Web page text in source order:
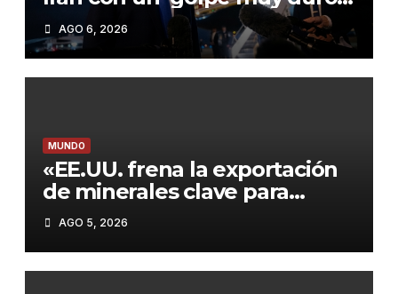
si incumple las negociaciones
nucleares»
AGO 6, 2026
MUNDO
«EE.UU. frena la exportación
de minerales clave para
proteger su industria militar»
AGO 5, 2026